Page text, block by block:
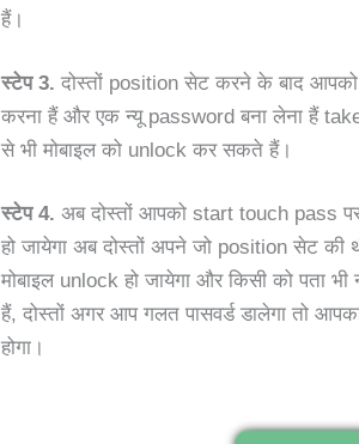
हैं।
स्टेप 3. दोस्तों position सेट करने के बाद
करना हैं और एक न्यू password बना लेना हैं
से भी मोबाइल को unlock कर सकते हैं।
स्टेप 4. अब दोस्तों आपको start touch pass
हो जायेगा अब दोस्तों अपने जो position सेट
मोबाइल unlock हो जायेगा और किसी को पता
हैं, दोस्तों अगर आप गलत पासवर्ड डालेगा तो
होगा।